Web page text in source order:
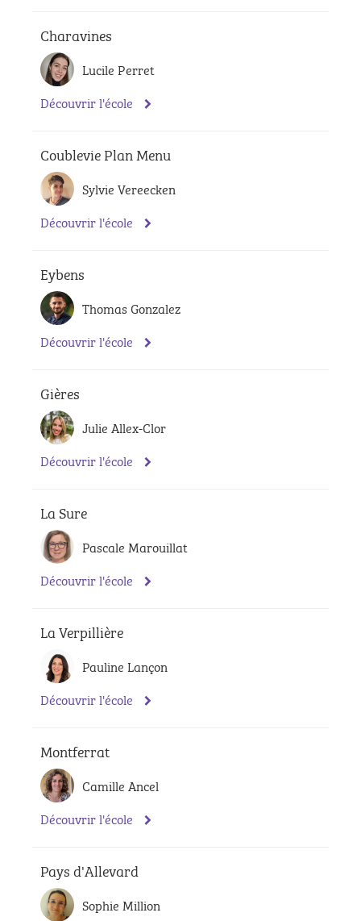
Charavines
Lucile Perret
Découvrir l'école
Coublevie Plan Menu
Sylvie Vereecken
Découvrir l'école
Eybens
Thomas Gonzalez
Découvrir l'école
Gières
Julie Allex-Clor
Découvrir l'école
La Sure
Pascale Marouillat
Découvrir l'école
La Verpillière
Pauline Lançon
Découvrir l'école
Montferrat
Camille Ancel
Découvrir l'école
Pays d'Allevard
Sophie Million